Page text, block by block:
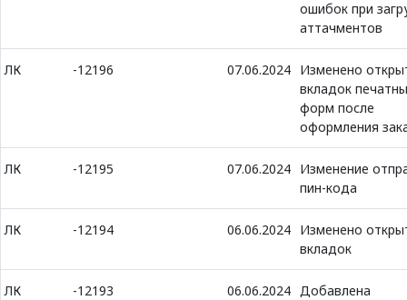
ошибок при
аттачментов
ЛК -12196 07.06.2024 Изменено
вкладок
форм после
оформления
ЛК -12195 07.06.2024 Изменение
пин-кода
ЛК -12194 06.06.2024 Изменено
вкладок
ЛК -12193 06.06.2024 Добавлена